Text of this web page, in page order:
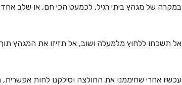
במקרה של מגהץ ביתי רגיל, לכמעט הכי חם, או שלב
אל תשכחו ללחוץ מלמעלה ושוב, אל תזיזו את המגהץ
עכשיו אחרי שחיממנו את החולצה וסילקנו לחות